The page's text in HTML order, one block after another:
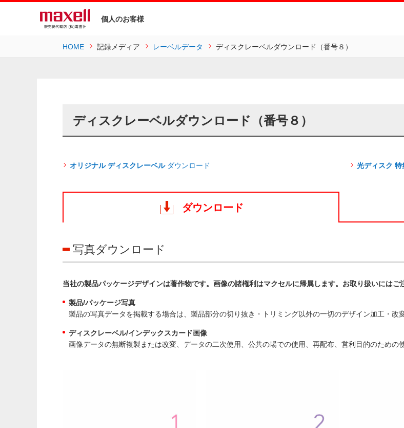
個人のお客様
HOME 記録メディア レーベルデータ ディスクレーベルダウンロード（番号８）
ディスクレーベルダウンロード（番号８）
オリジナル ディスクレーベルダウンロード 光ディスク 特
ダウンロード
写真ダウンロード
当社の製品パッケージデザインは著作物です。画像の諸権利はマクセルに帰属します。お取り扱いにはご
製品/パッケージ写真
製品の写真データを掲載する場合は、製品部分の切り抜き・トリミング以外の一切のデザイン加工・改
ディスクレーベル/インデックスカード画像
画像データの無断複製または改変、データの二次使用、公共の場での使用、再配布、営利目的のための